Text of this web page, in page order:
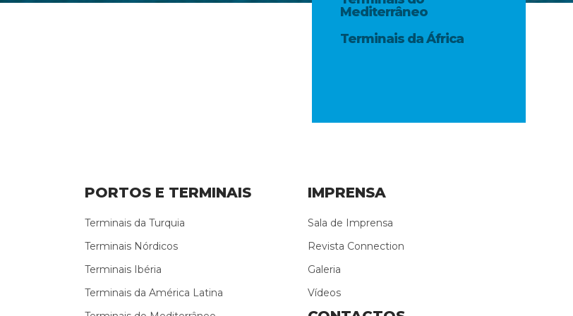
Mediterrâneo
Terminais da África
PORTOS E TERMINAIS
Terminais da Turquia
Terminais Nórdicos
Terminais Ibéria
Terminais da América Latina
IMPRENSA
Sala de Imprensa
Revista Connection
Galeria
Vídeos